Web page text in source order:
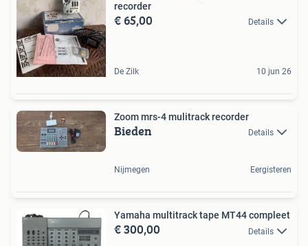
recorder
€ 65,00 Details
De Zilk 10 jun 26
Zoom mrs-4 mulitrack recorder
Bieden Details
Nijmegen Eergisteren
Yamaha multitrack tape MT44 compleet
€ 300,00 Details